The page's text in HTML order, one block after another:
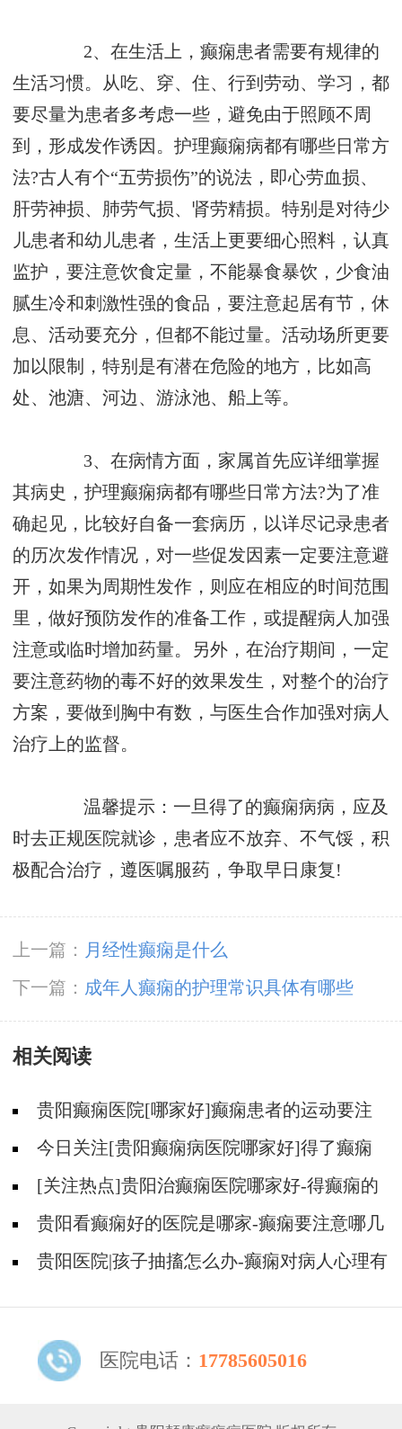
2、在生活上，癫痫患者需要有规律的
生活习惯。从吃、穿、住、行到劳动、学习，都
要尽量为患者多考虑一些，避免由于照顾不周
到，形成发作诱因。护理癫痫病都有哪些日常方
法?古人有个“五劳损伤”的说法，即心劳血损、
肝劳神损、肺劳气损、肾劳精损。特别是对待少
儿患者和幼儿患者，生活上更要细心照料，认真
监护，要注意饮食定量，不能暴食暴饮，少食油
腻生冷和刺激性强的食品，要注意起居有节，休
息、活动要充分，但都不能过量。活动场所更要
加以限制，特别是有潜在危险的地方，比如高
处、池溏、河边、游泳池、船上等。
3、在病情方面，家属首先应详细掌握
其病史，护理癫痫病都有哪些日常方法?为了准
确起见，比较好自备一套病历，以详尽记录患者
的历次发作情况，对一些促发因素一定要注意避
开，如果为周期性发作，则应在相应的时间范围
里，做好预防发作的准备工作，或提醒病人加强
注意或临时增加药量。另外，在治疗期间，一定
要注意药物的毒不好的效果发生，对整个的治疗
方案，要做到胸中有数，与医生合作加强对病人
治疗上的监督。
温馨提示：一旦得了的癫痫病病，应及
时去正规医院就诊，患者应不放弃、不气馁，积
极配合治疗，遵医嘱服药，争取早日康复!
上一篇：
月经性癫痫是什么
下一篇： 成年人癫痫的护理常识具体有哪些
相关阅读
贵阳癫痫医院[哪家好]癫痫患者的运动要注
意什么？
今日关注[贵阳癫痫病医院哪家好]得了癫痫
怎么才能不焦虑压抑？
[关注热点]贵阳治癫痫医院哪家好-得癫痫的
人能喝酒吗？
贵阳看癫痫好的医院是哪家-癫痫要注意哪几
个方面的护理？
贵阳医院|孩子抽搐怎么办-癫痫对病人心理有
医院电话： 17785605016